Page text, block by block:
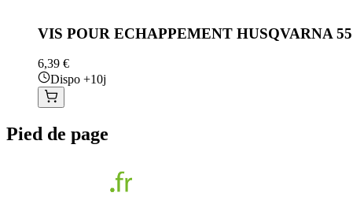
VIS POUR ECHAPPEMENT HUSQVARNA 55
6,39 €
Dispo +10j
Pied de page